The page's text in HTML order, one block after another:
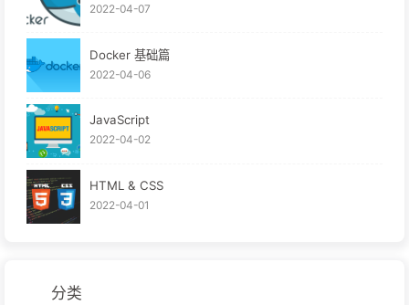
2022-04-07
Docker 基础篇
2022-04-06
JavaScript
2022-04-02
HTML & CSS
2022-04-01
分类